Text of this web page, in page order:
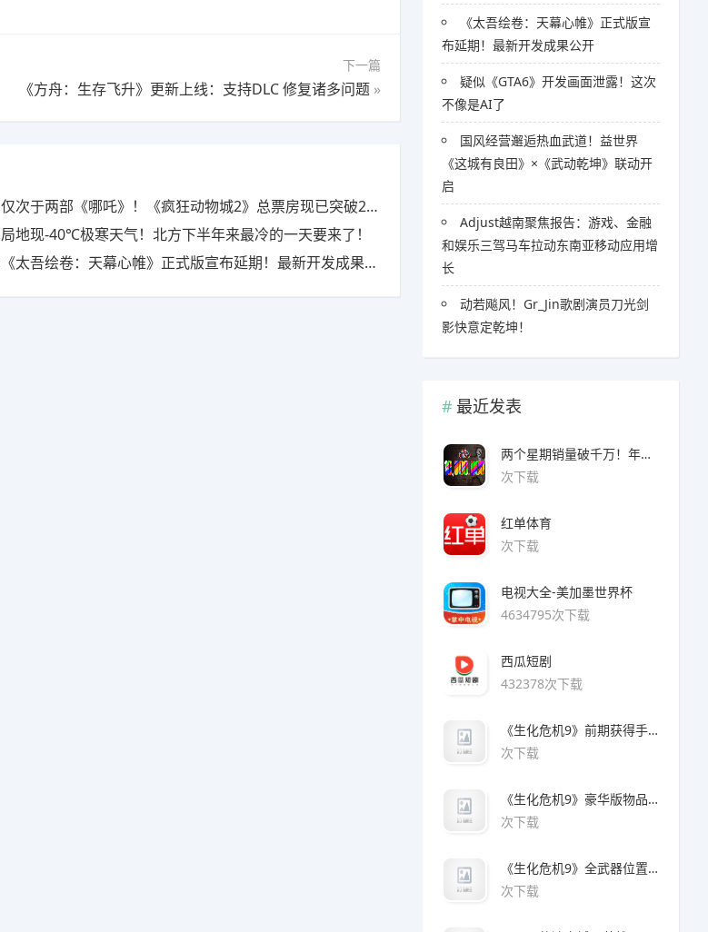
下一篇
《方舟：生存飞升》更新上线：支持DLC 修复诸多问题»
仅次于两部《哪吒》！《疯狂动物城2》总票房现已突破20亿
局地现-40℃极寒天气！北方下半年来最冷的一天要来了！
《太吾绘卷：天幕心帷》正式版宣布延期！最新开发成果公开
《太吾绘卷：天幕心帷》正式版宣
布延期！最新开发成果公开
疑似《GTA6》开发画面泄露！这次
不像是AI了
国风经营邂逅热血武道！益世界
《这城有良田》×《武动乾坤》联动开
启
Adjust越南聚焦报告：游戏、金融
和娱乐三驾马车拉动东南亚移动应用增
长
​​动若飚风！Gr_Jin歌剧演员刀光剑
影快意定乾坤！
最近发表
两个星期销量破千万！年度爆款诞生了 3A看了都眼红
次下载
红单体育
次下载
电视大全-美加墨世界杯
4634795次下载
西瓜短剧
432378次下载
《生化危机9》前期获得手枪方法
次下载
《生化危机9》豪华版物品领取方法
次下载
《生化危机9》全武器位置及解锁方法
次下载